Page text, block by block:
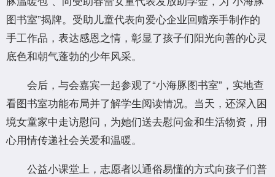
图书室”揭牌。受助儿童代表向爱心企业回赠亲手制作的
手工作品，表达感恩之情，彰显了孩子们阳光向善的心灵
底色和朝气蓬勃的少年风采。
会后，与会嘉宾一起参观了“小海豚图书室”，实地查
看图书室功能布局并了解学生阅读情况。当天，还深入困
境女童家中走访慰问，为她们送去慰问金和生活物资，用
心用情传递社会关爱和温暖。
公益小课堂上，志愿者以通俗易懂的方式向孩子们普